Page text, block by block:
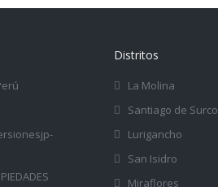
Distritos
La Molina
Santiago de Surco
Lurigancho
San Isidro
Miraflores